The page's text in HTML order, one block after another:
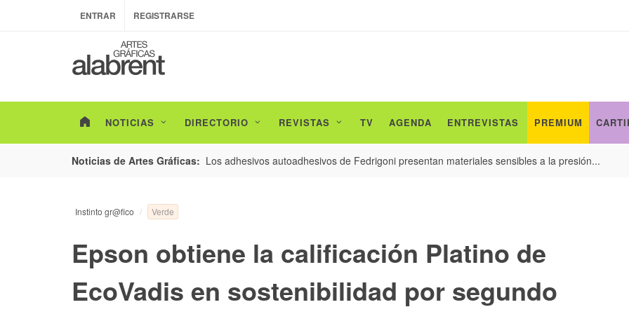
ENTRAR REGISTRARSE
NOTICIAS DIRECTORIO REVISTAS TV AGENDA ENTREVISTAS PREMIUM
Noticias de Artes Gráficas:
de envases con un nuevo estudio de Los adhesivos autoadhesivos de Fedrigoni presentan materiales sensibles a la presión...
Instinto gr@fico Verde
Epson obtiene la calificación Platino de
EcoVadis en sostenibilidad por segundo